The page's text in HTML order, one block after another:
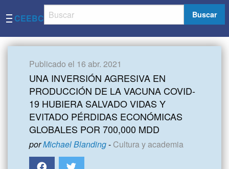
CEEBC Buscar
Publicado el 16 abr. 2021
UNA INVERSIÓN AGRESIVA EN
PRODUCCIÓN DE LA VACUNA COVID-
19 HUBIERA SALVADO VIDAS Y
EVITADO PÉRDIDAS ECONÓMICAS
GLOBALES POR 700,000 MDD
porMichael Blanding- Cultura y academia